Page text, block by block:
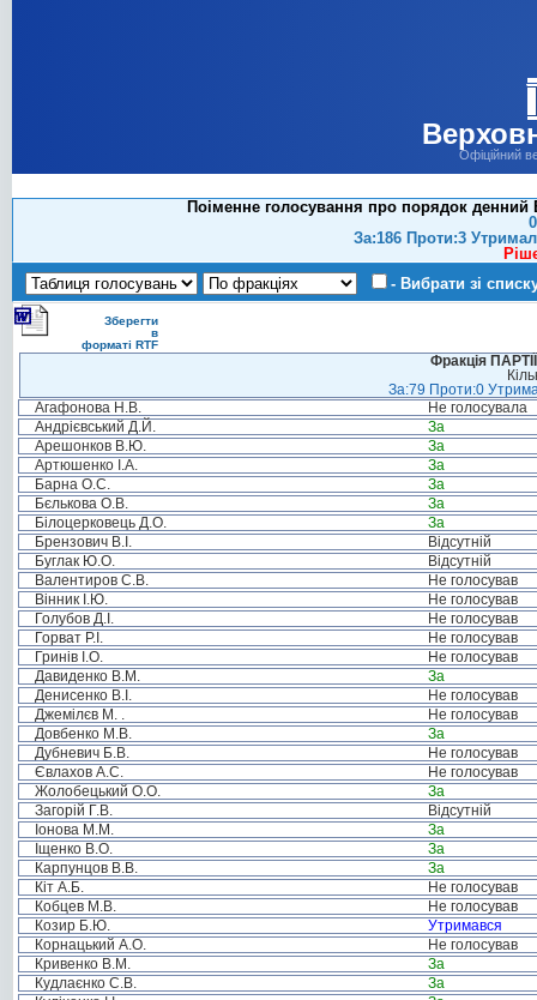
Офіційний
Поіменне голосування про порядок денний
За:186 Проти:3
- Вибрати зі
Зберегти
в
форматі RTF
Фракція
За:79 Проти:0
Агафонова Н.В.
Не голосувала
Андрієвський Д.Й.
За
Арешонков В.Ю.
За
Артюшенко І.А.
За
Барна О.С.
За
Бєлькова О.В.
За
Білоцерковець Д.О.
За
Брензович В.І.
Відсутній
Буглак Ю.О.
Відсутній
Валентиров С.В.
Не голосував
Вінник І.Ю.
Не голосував
Голубов Д.І.
Не голосував
Горват Р.І.
Не голосував
Гринів І.О.
Не голосував
Давиденко В.М.
За
Денисенко В.І.
Не голосував
Джемілєв М. .
Не голосував
Довбенко М.В.
За
Дубневич Б.В.
Не голосував
Євлахов А.С.
Не голосував
Жолобецький О.О.
За
Загорій Г.В.
Відсутній
Іонова М.М.
За
Іщенко В.О.
За
Карпунцов В.В.
За
Кіт А.Б.
Не голосував
Кобцев М.В.
Не голосував
Козир Б.Ю.
Утримався
Корнацький А.О.
Не голосував
Кривенко В.М.
За
Кудлаєнко С.В.
За